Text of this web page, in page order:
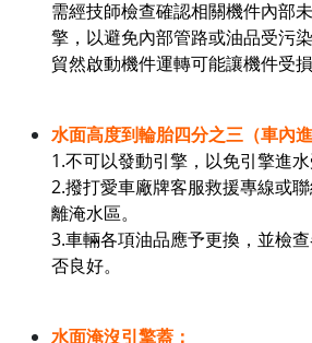
需經技師檢查確認相關機件內部
擎，以避免內部管路或油品受污
貿然啟動機件運轉可能讓機件受損
水面高度到輪胎四分之三（車內
1.不可以發動引擎，以免引擎進水
2.撥打愛車廠牌客服救援專線或
離淹水區。
3.車輛各項油品應予更換，並檢
否良好。
水面淹沒引擎蓋：